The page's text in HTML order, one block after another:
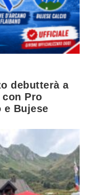
debutterà a
Pro
e Bujese